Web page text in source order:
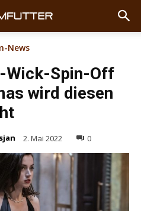
News
Wick-Spin-Off
wird diesen
2. Mai 2022 0